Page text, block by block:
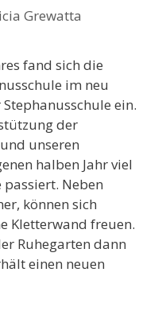
Grewatta
fand sich die
im neu
ein.
der
unseren
halben Jahr viel
Neben
können sich
Kletterwand freuen.
Ruhegarten dann
einen neuen